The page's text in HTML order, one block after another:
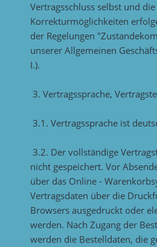
Vertragsschluss selbst und die
Korrekturmöglichkeiten
der Regelungen
unserer Allgemeinen
I.).
3. Vertragssprache,
3.1. Vertragssprache ist
3.2. Der vollständige
nicht gespeichert. Vor
über das Online -
Vertragsdaten über die
Browsers ausgedruckt oder
werden. Nach Zugang der
werden die Bestelldaten, die